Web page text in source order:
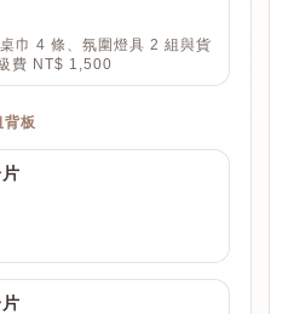
巾 4 條、氛圍燈具 2 組與貨
費 NT$ 1,500
板